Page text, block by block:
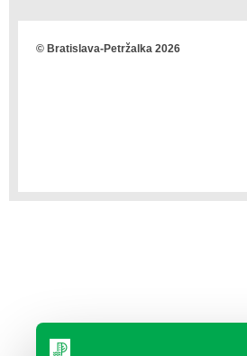
© Bratislava-Petržalka 2026